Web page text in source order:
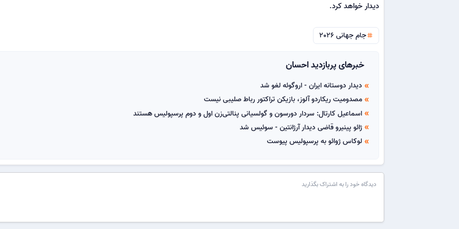
دیدار خواهد کرد.
tagجام جهانی 2026
خبرهای پربازدید احسان
double_arrow دیدار دوستانه ایران - اروگوئه لغو شد
double_arrow مصدومیت ریکاردو آلوز، بازیکن تراکتور رباط صلیبی نیست
double_arrow اسماعیل کارتال: سردار دورسون و گولسیانی پنالتی‌زن اول و دوم پرسپولیس هستند
double_arrow ژائو پینیرو قاضی دیدار آرژانتین - سوئیس شد
double_arrow لوکاس ژوائو به پرسپولیس پیوست